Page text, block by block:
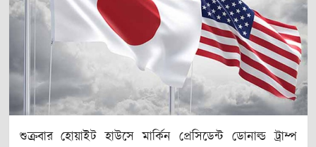
শুক্রবার হোয়াইট হাউসে মার্কিন প্রেসিডেন্ট ডোনাল্ড ট্রাম্প